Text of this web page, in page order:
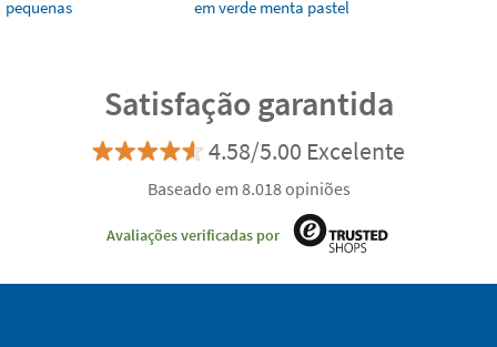
pequenas
em verde menta pastel
Satisfação garantida
4.58/5.00 Excelente
Baseado em 8.018 opiniões
Avaliações verificadas por